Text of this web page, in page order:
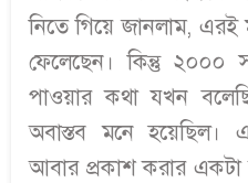
নিতে গিয়ে জানলাম,
ফেলেছেন। কিন্তু ২০০০
পাওয়ার কথা যখন
অবাস্তব মনে হয়েছিল।
আবার প্রকাশ করার